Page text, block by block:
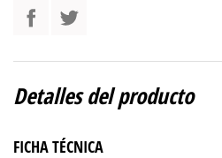
Detalles del producto
FICHA TÉCNICA